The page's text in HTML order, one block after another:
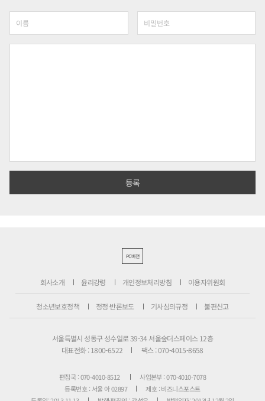
PC버전
회사소개 윤리강령 개인정보처리방침 이용자위원회
청소년보호정책 정정·반론보도 기사심의규정 불편신고
서울특별시 성동구 성수일로 39-34 서울숲더스페이스 12층
대표전화 : 1800-6522
팩스 : 070-4015-8658
편집국 : 070-4010-8512
사업본부 : 070-4010-7078
등록번호 : 서울 아 02897
제호 : 비즈니스포스트